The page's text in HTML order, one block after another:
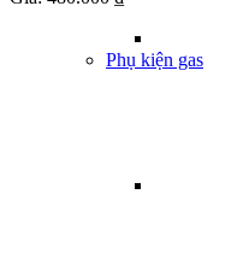
Phụ kiện gas